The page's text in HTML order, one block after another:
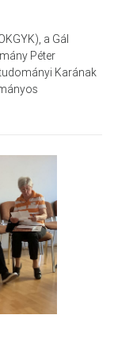
a Gál
Péter
Karának